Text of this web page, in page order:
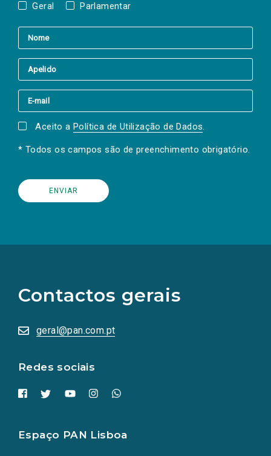
Geral Parlamentar
Aceito a Política de Utilização de Dados.
* Todos os campos são de preenchimento obrigatório.
Contactos gerais
geral@pan.com.pt
Redes sociais
redes
sociais
numa
nova
Espaço PAN Lisboa